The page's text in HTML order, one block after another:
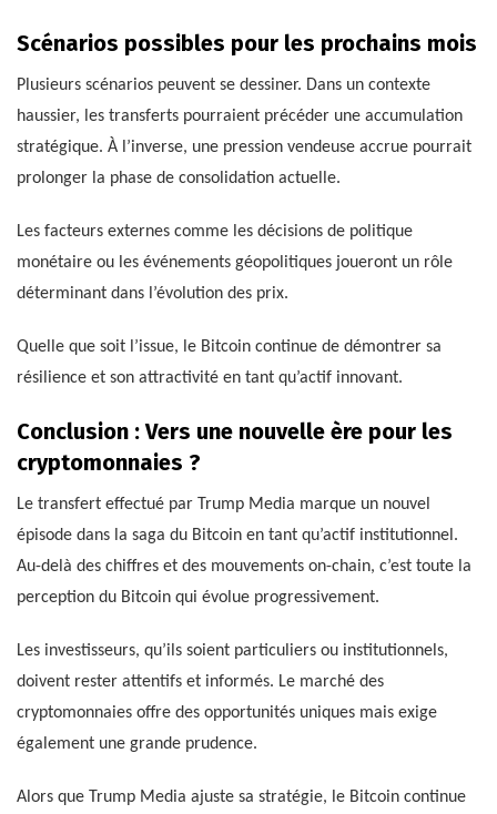
Scénarios possibles pour les prochains mois
Plusieurs scénarios peuvent se dessiner. Dans un contexte
haussier, les transferts pourraient précéder une accumulation
stratégique. À l’inverse, une pression vendeuse accrue pourrait
prolonger la phase de consolidation actuelle.
Les facteurs externes comme les décisions de politique
monétaire ou les événements géopolitiques joueront un rôle
déterminant dans l’évolution des prix.
Quelle que soit l’issue, le Bitcoin continue de démontrer sa
résilience et son attractivité en tant qu’actif innovant.
Conclusion : Vers une nouvelle ère pour les
cryptomonnaies ?
Le transfert effectué par Trump Media marque un nouvel
épisode dans la saga du Bitcoin en tant qu’actif institutionnel.
Au-delà des chiffres et des mouvements on-chain, c’est toute la
perception du Bitcoin qui évolue progressivement.
Les investisseurs, qu’ils soient particuliers ou institutionnels,
doivent rester attentifs et informés. Le marché des
cryptomonnaies offre des opportunités uniques mais exige
également une grande prudence.
Alors que Trump Media ajuste sa stratégie, le Bitcoin continue